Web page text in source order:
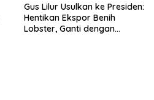
Gus Lilur Usulkan ke Presiden:
Hentikan Ekspor Benih
Lobster, Ganti dengan